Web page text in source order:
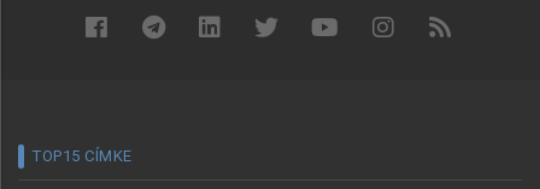
TOP15 CÍMKE